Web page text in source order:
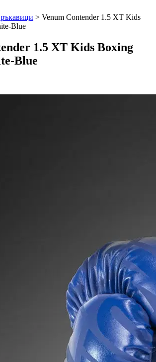
> Venum Contender 1.5 XT Kids
Blue
1.5 XT Kids Boxing
Blue